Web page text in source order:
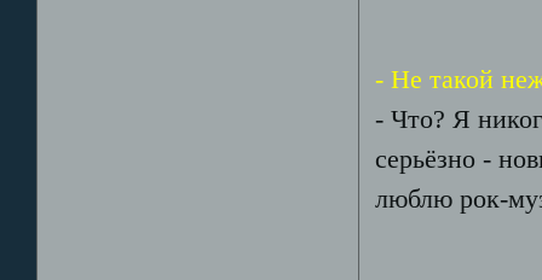
- Не такой
- Что? Я
серьёзно -
люблю рок-